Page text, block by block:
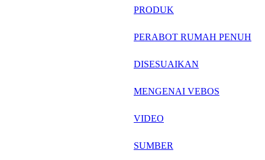
français
العربية
PRODUK
PERABOT RUMAH PENUH
DISESUAIKAN
MENGENAI VEBOS
VIDEO
SUMBER